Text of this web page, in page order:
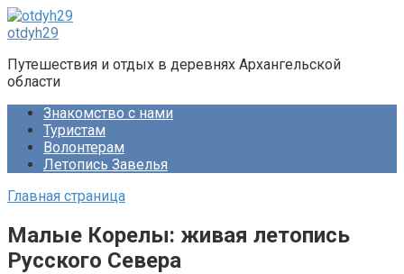
Перейти
к
otdyh29
Путешествия и отдых в деревнях Архангельской
области
Знакомство с нами
Туристам
Волонтерам
Летопись Завелья
Главная страница
Малые Корелы: живая летопись
Русского Севера